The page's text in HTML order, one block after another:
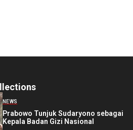
NEWS
Prabowo Tunjuk Sudaryono sebagai
Kepala Badan Gizi Nasional